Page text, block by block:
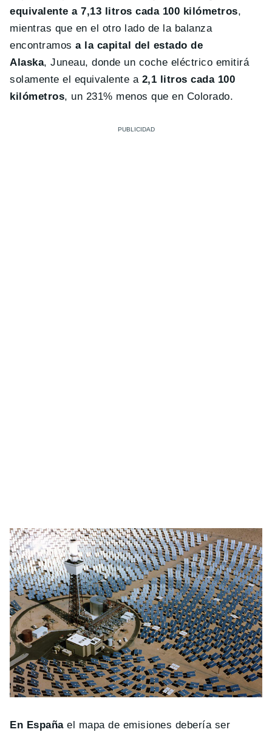
equivalente a 7,13 litros cada 100 kilómetros,
mientras que en el otro lado de la balanza
encontramos a la capital del estado de
Alaska, Juneau, donde un coche eléctrico emitirá
solamente el equivalente a 2,1 litros cada 100
kilómetros, un 231% menos que en Colorado.
En Españael mapa de emisiones debería ser